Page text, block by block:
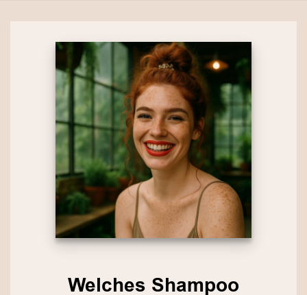
Welches Shampoo